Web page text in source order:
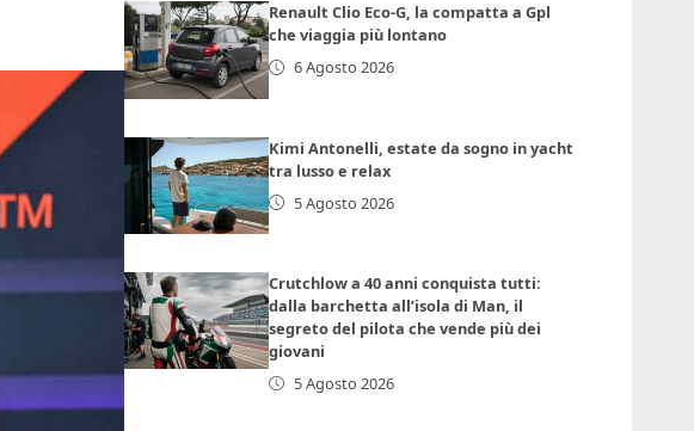
Renault Clio Eco-G, la compatta a Gpl
che viaggia più lontano
6 Agosto 2026
Kimi Antonelli, estate da sogno in yacht
tra lusso e relax
5 Agosto 2026
Crutchlow a 40 anni conquista tutti:
dalla barchetta all’isola di Man, il
segreto del pilota che vende più dei
giovani
5 Agosto 2026